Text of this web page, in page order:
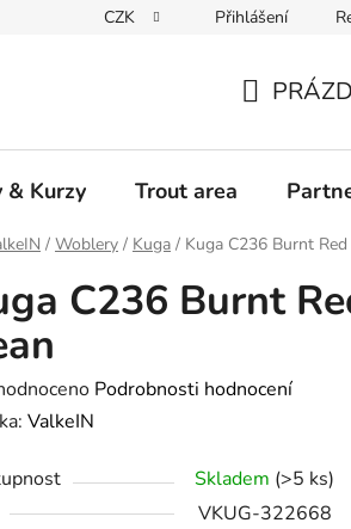
CZK Přihlášení
KOŠÍK
& Kurzy Trout area
/ Woblery / Kuga / Kuga C236 Burnt Red
C236 Burnt
Podrobnosti hodnocení
ValkeIN
Skladem (>5 ks)
VKUG-322668